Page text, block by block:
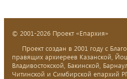
© 2001-2026 Проект «Епархия»
Проект создан в 2001 году с
правящих архиереев Казанской,
Владивостокской, Бакинской,
Читинской и Симбирской епархий